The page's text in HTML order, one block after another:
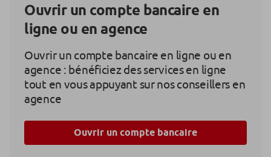
Ouvrir un compte bancaire en
ligne ou en agence
Ouvrir un compte bancaire en ligne ou en
agence : bénéficiez des services en ligne
tout en vous appuyant sur nos conseillers en
agence
Ouvrir un compte bancaire